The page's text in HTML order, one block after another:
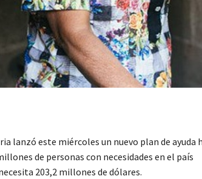
lanzó este miércoles un nuevo plan de ayuda
de personas con necesidades en el país
203,2 millones de dólares.